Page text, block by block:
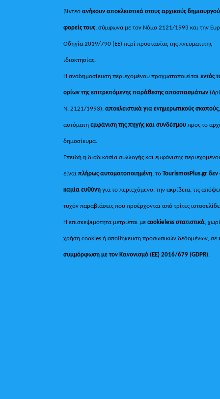
βίντεοανήκουν αποκλειστικά στους αρχικούς
φορείς τους, σύμφωνα με τον Νόμο 2121/1993 και την
Οδηγία 2019/790 (ΕΕ) περί προστασίας της πνευματικής
ιδιοκτησίας.
Η αναδημοσίευση περιεχομένου πραγματοποιείταιεντός
ορίων της επιτρεπόμενης παράθεσης αποσπασμάτων
Ν. 2121/1993), αποκλειστικά για ενημερωτικούς σκοπούς
αυτόματηεμφάνιση της πηγής και συνδέσμου προς το
δημοσίευμα.
Επειδή η διαδικασία συλλογής και εμφάνισης
είναιπλήρως αυτοματοποιημένη, τοTourismosPlus.gr δεν
καμία ευθύνη για το περιεχόμενο, την ακρίβεια, τις
τυχόν παραβιάσεις που προέρχονται από τρίτες
Η επισκεψιμότητα μετριέται μεcookieless στατιστικά,
χρήση cookies ή αποθήκευση προσωπικών δεδομένων, σε
συμμόρφωση με τον Κανονισμό (ΕΕ) 2016/679 (GDPR).